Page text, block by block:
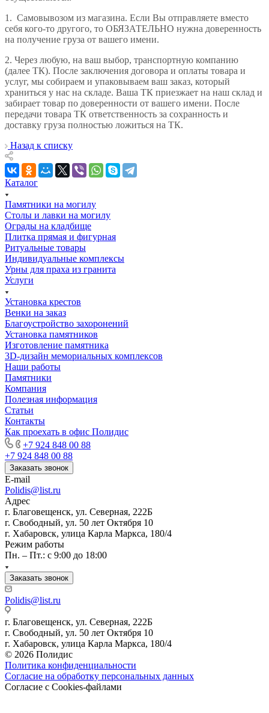
1. Самовывозом из магазина. Если Вы отправляете вместо
себя кого-то другого, то ОБЯЗАТЕЛЬНО нужна доверенность
на получение груза от вашего имени.
2. Через любую, на ваш выбор, транспортную компанию
(далее ТК). После заключения договора и оплаты товара и
услуг, мы собираем и упаковываем ваш заказ, который
храниться у нас на складе. Ваша ТК приезжает на наш склад и
забирает товар по доверенности от вашего имени. После
передачи товара ТК ответственность за сохранность и
доставку груза полностью ложиться на ТК.
Назад к списку
Каталог
Памятники на могилу
Столы и лавки на могилу
Ограды на кладбище
Плитка прямая и фигурная
Ритуальные товары
Индивидуальные комплексы
Урны для праха из гранита
Услуги
Установка крестов
Венки на заказ
Благоустройство захоронений
Установка памятников
Изготовление памятника
3D-дизайн мемориальных комплексов
Наши работы
Памятники
Компания
Полезная информация
Статьи
Контакты
Как проехать в офис Полидис
+7 924 848 00 88
+7 924 848 00 88
Заказать звонок
E-mail
Polidis@list.ru
Адрес
г. Благовещенск, ул. Северная, 222Б
г. Свободный, ул. 50 лет Октября 10
г. Хабаровск, улица Карла Маркса, 180/4
Режим работы
Пн. – Пт.: с 9:00 до 18:00
Заказать звонок
Polidis@list.ru
г. Благовещенск, ул. Северная, 222Б
г. Свободный, ул. 50 лет Октября 10
г. Хабаровск, улица Карла Маркса, 180/4
© 2026 Полидис
Политика конфиденциальности
Согласие на обработку персональных данных
Согласие с Cookies-файлами